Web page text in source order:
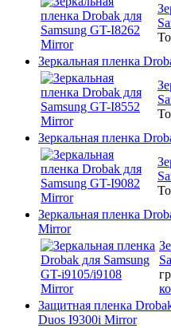
Зеркальная пленка
Зеркальная пленка
Зеркальная пленка
Mirror
Защитная пленка
Duos I9300i Mirror